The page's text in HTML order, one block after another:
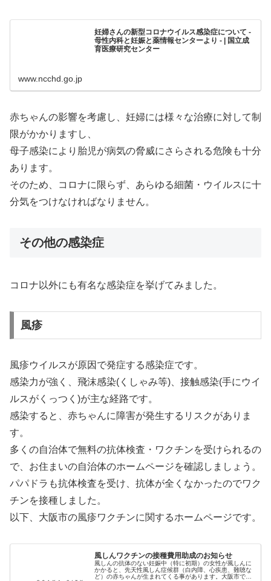
妊婦さんの新型コロナウイルス感染症について -
母性内科と妊娠と薬情報センターより - | 国立成
育医療研究センター
www.ncchd.go.jp
赤ちゃんの影響を考慮し、妊婦には様々な治療に対して制
限がかかりますし、
母子感染により胎児が病気の脅威にさらされる危険も十分
あります。
そのため、コロナに限らず、あらゆる細菌・ウイルスに十
分気をつけなければなりません。
その他の感染症
コロナ以外にも有名な感染症を挙げてみました。
風疹
風疹ウイルスが原因で発症する感染症です。
感染力が強く、飛沫感染(くしゃみ等)、接触感染(手にウイ
ルスがくっつく)が主な経路です。
感染すると、赤ちゃんに障害が発生するリスクがありま
す。
多くの自治体で無料の抗体検査・ワクチンを受けられるの
で、お住まいの自治体のホームページを確認しましょう。
パパドラも抗体検査を受け、抗体が全くなかったのでワク
チンを接種しました。
以下、大阪市の風疹ワクチンに関するホームページです。
風しんワクチンの接種費用助成のお知らせ
風しんの抗体のない妊娠中（特に初期）の女性が風しんに
かかると、先天性風しん症候群（白内障、心疾患、難聴な
ど）の赤ちゃんが生まれてくる事があります。大阪市で